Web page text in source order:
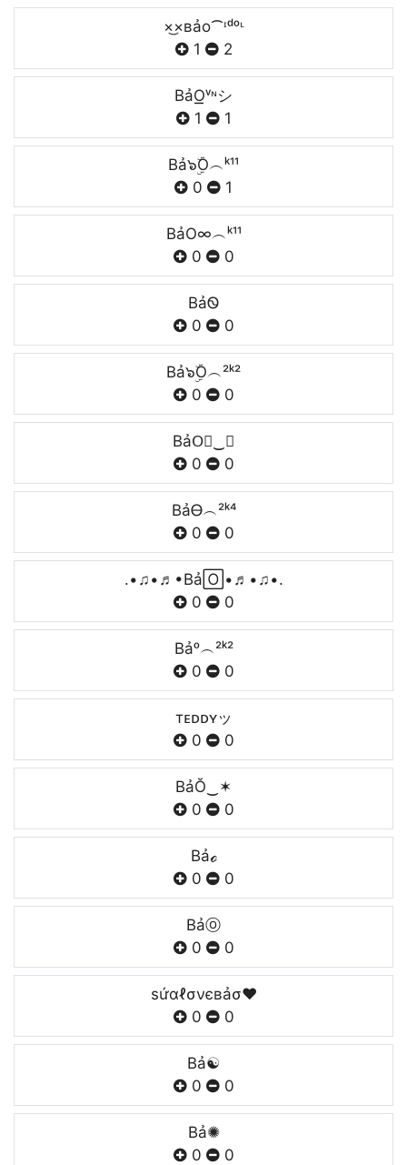
×͜×ʙảo⁀ᶦᵈᵒᶫ
1
2
BảO͟͟ᵛᶰシ
1
1
Bả๖ۣۜO︵ᵏ¹¹
0
1
BảO∞︵ᵏ¹¹
0
0
BảᏫ
0
0
Bả๖ۣۜO︵²ᵏ²
0
0
BảO⃣‿✶
0
0
BảᎾ︵²ᵏ⁴
0
0
.•♫•♬•Bả🄾•♬•♫•.
0
0
Bảᵒ︵²ᵏ²
0
0
тᴇᴅᴅʏッ
0
0
BảŎ‿✶
0
0
Bảℴ
0
0
Bảⓞ
0
0
ѕứαℓσνєвảσ❤
0
0
Bả☯
0
0
Bả✺
0
0